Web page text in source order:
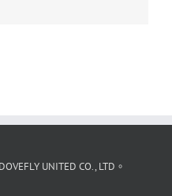
UNITED CO., LTD。